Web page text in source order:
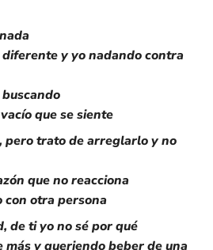
y yo nadando contra
que se siente
pero trato de arreglarlo y no
que no reacciona
otra persona
de ti yo no sé por qué
más y queriendo beber de una